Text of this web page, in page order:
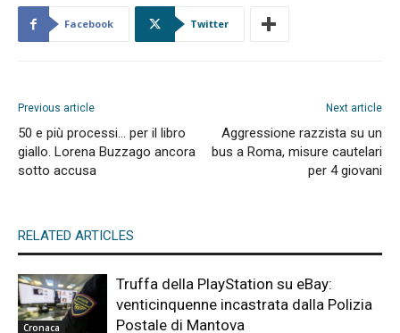
Facebook Twitter
Previous article
50 e più processi… per il libro
giallo. Lorena Buzzago ancora
sotto accusa
Next article
Aggressione razzista su un
bus a Roma, misure cautelari
per 4 giovani
RELATED ARTICLES
Cronaca
Truffa della PlayStation su eBay:
venticinquenne incastrata dalla Polizia
Postale di Mantova